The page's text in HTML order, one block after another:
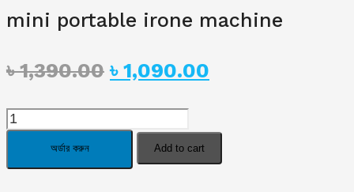
mini portable irone machine
৳1,390.00 Original
price
was:
৳ 1,390.00.
৳ 1,090.00
is:
mini
অর্ডার করুন Add to cart